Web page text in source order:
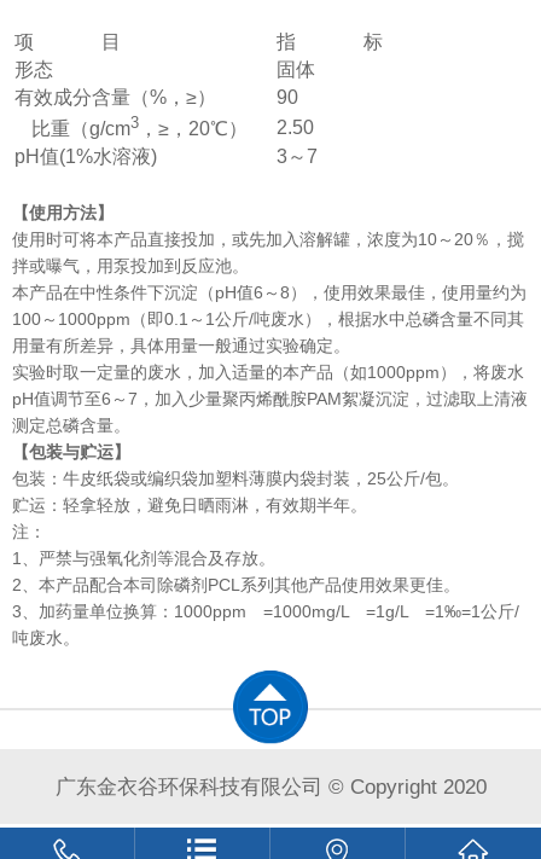
项 目
指 标
形态
固体
有效成分含量（%，≥）
90
比重（g/cm3 ，≥，20℃）
2.50
pH值(1%水溶液)
3～7
【使用方法】
使用时可将本产品直接投加，或先加入溶解罐，浓度为10～20％，搅
拌或曝气，用泵投加到反应池。
本产品在中性条件下沉淀（pH值6～8），使用效果最佳，使用量约为
100～1000ppm（即0.1～1公斤/吨废水），根据水中总磷含量不同其
用量有所差异，具体用量一般通过实验确定。
实验时取一定量的废水，加入适量的本产品（如1000ppm），将废水
pH值调节至6～7，加入少量聚丙烯酰胺PAM絮凝沉淀，过滤取上清液
测定总磷含量。
【包装与贮运】
包装：牛皮纸袋或编织袋加塑料薄膜内袋封装，25公斤/包。
贮运：轻拿轻放，避免日晒雨淋，有效期半年。
注：
1、严禁与强氧化剂等混合及存放。
2、本产品配合本司除磷剂PCL系列其他产品使用效果更佳。
3、加药量单位换算：1000ppm =1000mg/L =1g/L =1‰=1公斤/
吨废水。
广东金衣谷环保科技有限公司 © Copyright 2020